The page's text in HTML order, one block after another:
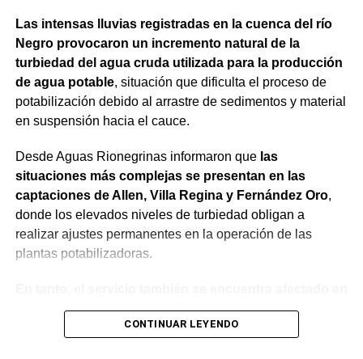
Las intensas lluvias registradas en la cuenca del río
Negro provocaron un incremento natural de la
turbiedad del agua cruda utilizada para la producción
de agua potable, situación que dificulta el proceso de
potabilización debido al arrastre de sedimentos y material
en suspensión hacia el cauce.
Desde Aguas Rionegrinas informaron que las
situaciones más complejas se presentan en las
captaciones de Allen, Villa Regina y Fernández Oro,
donde los elevados niveles de turbiedad obligan a
realizar ajustes permanentes en la operación de las
plantas potabilizadoras.
General Roca, Cipolletti y Balsa Las Perlas,
localidades donde podrían registrarse bajas de
CONTINUAR LEYENDO